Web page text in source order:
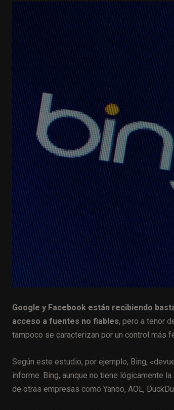
Google y Facebook están recibiendo
acceso a fuentes no fiables, pero a tenor
tampoco se caracterizan por un control más
Según este estudio, por ejemplo, Bing, «
informe. Bing, aunque no tiene lógicamente
de otras empresas como Yahoo, AOL,